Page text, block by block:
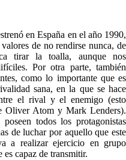
en España en el año 1990,
de no rendirse nunca, de
tirar la toalla, aunque nos
Por otra parte, también
como lo importante que es
sana, en la que se hace
el rival y el enemigo (esto
Oliver Atom y Mark Lenders).
todos los protagonistas
de luchar por aquello que este
a realizar ejercicio en grupo
es capaz de transmitir.